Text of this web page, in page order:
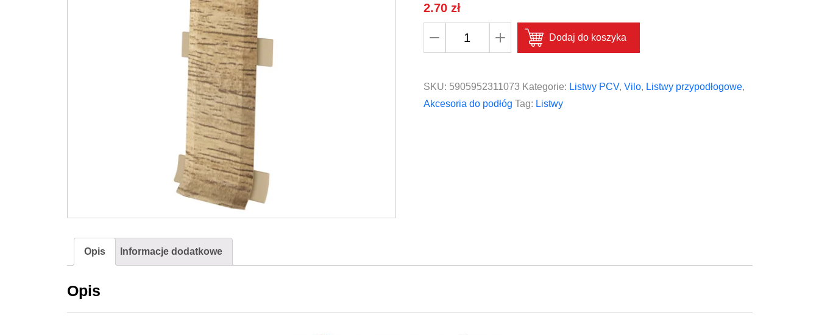
2.70 zł
listwy
Vox
Dodaj do koszyka
SKU: 5905952311073 Kategorie: Listwy PCV, Vilo, Listwy przypodłogowe,
Akcesoria do podłóg Tag: Listwy
Opis Informacje dodatkowe
Opis